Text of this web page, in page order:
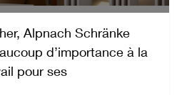
Alpnach Schränke
d’importance à la
pour ses